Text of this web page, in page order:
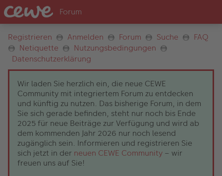
Registrieren Anmelden Forum Suche
FAQ
Netiquette
Nutzungsbedingungen
Datenschutzerklärung
Wir laden Sie herzlich ein, die neue CEWE
Community mit integriertem Forum zu entdecken
und künftig zu nutzen. Das bisherige Forum, in dem
Sie sich gerade befinden, steht nur noch bis Ende
2025 für neue Beiträge zur Verfügung und wird ab
dem kommenden Jahr 2026 nur noch lesend
zugänglich sein. Informieren und registrieren Sie
sich jetzt in der neuen CEWE Community – wir
freuen uns auf Sie!